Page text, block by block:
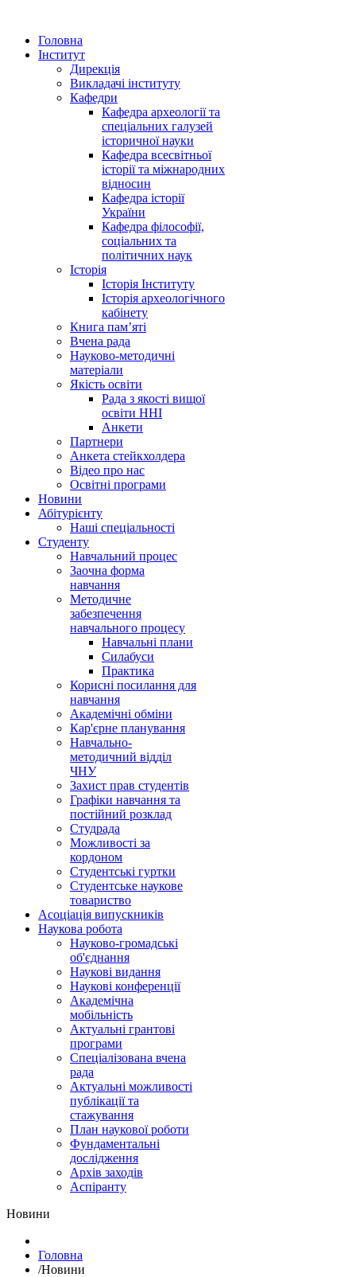
Головна
Інститут
Дирекція
Викладачі інституту
Кафедри
Кафедра археології та
спеціальних галузей
історичної науки
Кафедра всесвітньої
історії та міжнародних
відносин
Кафедра історії
України
Кафедра філософії,
соціальних та
політичних наук
Історія
Історія Інституту
Історія археологічного
кабінету
Книга памʼяті
Вчена рада
Науково-методичні
матеріали
Якість освіти
Рада з якості вищої
освіти ННІ
Анкети
Партнери
Анкета стейкхолдера
Відео про нас
Освітні програми
Hовини
Абітурієнту
Наші спеціальності
Студенту
Навчальний процес
Заочна форма
навчання
Методичне
забезпечення
навчального процесу
Навчальні плани
Силабуси
Практика
Корисні посилання для
навчання
Академічні обміни
Кар'єрне планування
Навчально-
методичний відділ
ЧНУ
Захист прав студентів
Графіки навчання та
постійний розклад
Студрада
Можливості за
кордоном
Студентські гуртки
Студентське наукове
товариство
Асоціація випускників
Наукова робота
Науково-громадські
об'єднання
Наукові видання
Наукові конференції
Академічна
мобільність
Актуальні грантові
програми
Спеціалізована вчена
рада
Актуальні можливості
публікації та
стажування
План наукової роботи
Фундаментальні
дослідження
Архів заходів
Аспіранту
Hовини
Головна
/Hовини